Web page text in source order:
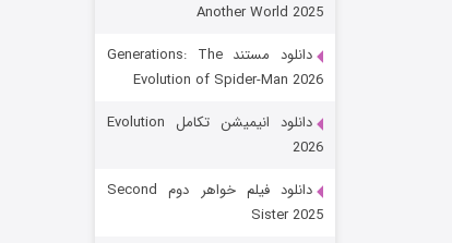
قسمت۱۵ (دوبله)
Another World 2025
دانلود مستند Generations: The
Evolution of Spider-Man 2026
دانلود انیمیشن تکامل Evolution
2026
دانلود فیلم خواهر دوم Second
Sister 2025